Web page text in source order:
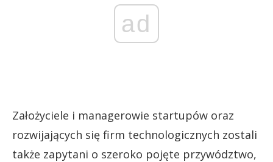
ad
Założyciele i managerowie startupów oraz
rozwijających się firm technologicznych zostali
także zapytani o szeroko pojęte przywództwo,